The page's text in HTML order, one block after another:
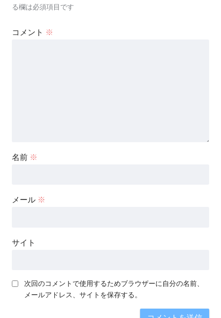
る欄は必須項目です
コメント ※
名前 ※
メール ※
サイト
次回のコメントで使用するためブラウザーに自分の名前、
メールアドレス、サイトを保存する。